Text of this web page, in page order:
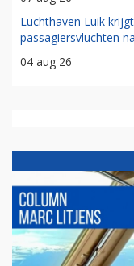
Luchthaven Luik
passagiersvluchten
04 aug 26